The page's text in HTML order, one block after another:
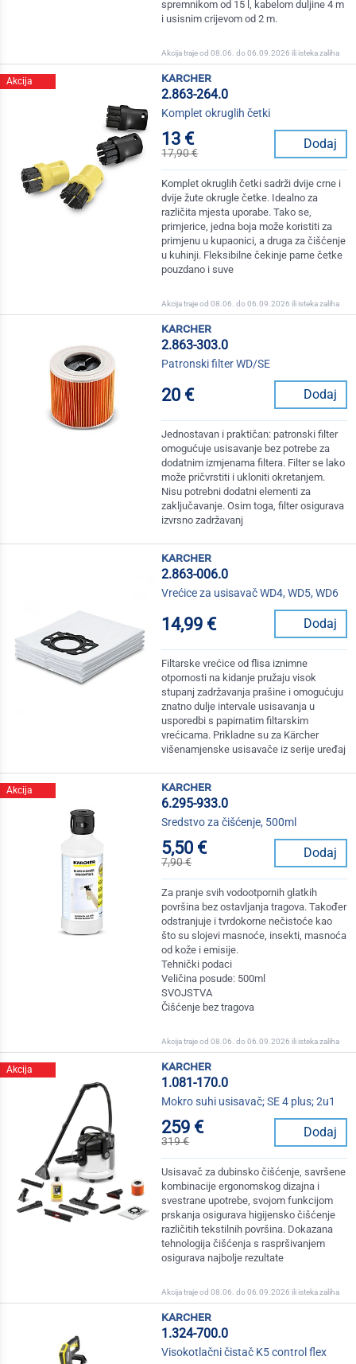
spremnikom od 15 l, kabelom duljine 4 m
i usisnim crijevom od 2 m.
Akcija traje od 08.06. do 06.09.2026 ili isteka zaliha
Akcija
karcher
2.863-264.0
Komplet okruglih četki
13 €
17,90 €
Dodaj
Komplet okruglih četki sadrži dvije crne i
dvije žute okrugle četke. Idealno za
različita mjesta uporabe. Tako se,
primjerice, jedna boja može koristiti za
primjenu u kupaonici, a druga za čišćenje
u kuhinji. Fleksibilne čekinje parne četke
pouzdano i suve
Akcija traje od 08.06. do 06.09.2026 ili isteka zaliha
karcher
2.863-303.0
Patronski filter WD/SE
20 € Dodaj
Jednostavan i praktičan: patronski filter
omogućuje usisavanje bez potrebe za
dodatnim izmjenama filtera. Filter se lako
može pričvrstiti i ukloniti okretanjem.
Nisu potrebni dodatni elementi za
zaključavanje. Osim toga, filter osigurava
izvrsno zadržavanj
karcher
2.863-006.0
Vrećice za usisavač WD4, WD5, WD6
14,99 € Dodaj
Filtarske vrećice od flisa iznimne
otpornosti na kidanje pružaju visok
stupanj zadržavanja prašine i omogućuju
znatno dulje intervale usisavanja u
usporedbi s papirnatim filtarskim
vrećicama. Prikladne su za Kärcher
višenamjenske usisavače iz serije uređaj
Akcija
karcher
6.295-933.0
Sredstvo za čišćenje, 500ml
5,50 €
7,90 €
Dodaj
Za pranje svih vodootpornih glatkih
površina bez ostavljanja tragova. Također
odstranjuje i tvrdokorne nečistoće kao
što su slojevi masnoće, insekti, masnoća
od kože i emisije.
Tehnički podaci
Veličina posude: 500ml
SVOJSTVA
Čišćenje bez tragova
Akcija traje od 08.06. do 06.09.2026 ili isteka zaliha
Akcija
karcher
1.081-170.0
Mokro suhi usisavač; SE 4 plus; 2u1
259 €
319 €
Dodaj
Usisavač za dubinsko čišćenje, savršene
kombinacije ergonomskog dizajna i
svestrane upotrebe, svojom funkcijom
prskanja osigurava higijensko čišćenje
različitih tekstilnih površina. Dokazana
tehnologija čišćenja s raspršivanjem
osigurava najbolje rezultate
Akcija traje od 08.06. do 06.09.2026 ili isteka zaliha
karcher
1.324-700.0
Visokotlačni čistač K5 control flex